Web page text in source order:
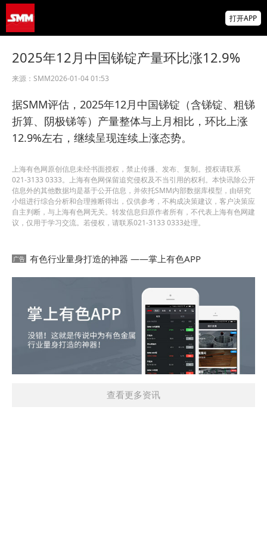
出口近乎翻倍！【SMM专题】
特雷克金属：弗洛伦斯铜矿下半年产量需增
打开APP
2025年12月中国锑锭产量环比涨12.9%
来源： SMM2026-01-04 01:53
据SMM评估，2025年12月中国锑锭（含锑锭、粗锑
折算、阴极锑等）产量整体与上月相比，环比上涨
12.9%左右，继续呈现连续上涨态势。
上海有色网原创信息未经书面授权，禁止传播、发布、复制。授权请联系
021-3133 0333。上海有色网保留追究侵权及不当引用的权利。本快讯除公开
信息外的其他数据均是基于公开信息，并依托SMM内部数据库模型，由研究
小组进行综合分析和合理推断得出，仅供参考，不构成决策建议，客户决策应
自主判断，与上海有色网无关。转发信息归原作者所有，不代表上海有色网建
议，仅用于学习交流。若侵权，请联系021-3133 0333处理。
有色行业量身打造的神器 ——掌上有色APP
查看更多资讯